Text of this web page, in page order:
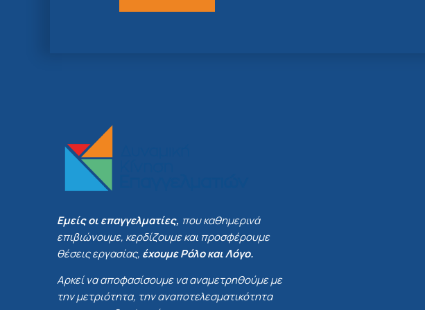
Εμείς οι επαγγελματίες, που καθημερινά
επιβιώνουμε, κερδίζουμε και προσφέρουμε
θέσεις εργασίας, έχουμε Ρόλο και Λόγο.
Αρκεί να αποφασίσουμε να αναμετρηθούμε με
την μετριότητα, την αναποτελεσματικότητα